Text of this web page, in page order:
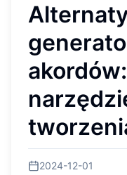
2024-12-01